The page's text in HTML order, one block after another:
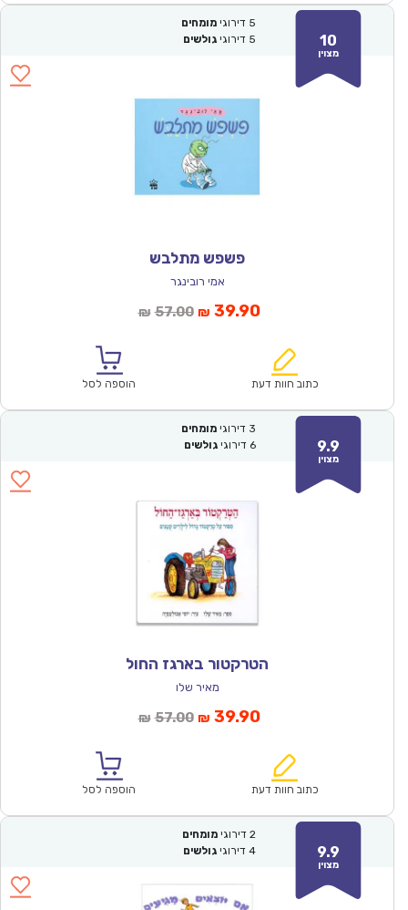
10
מצוין
5 דירוגי מומחים
5 דירוגי גולשים
פשפש מתלבש
אמי רובינגר
₪ 57.00המחיר
₪57.00.
₪ 39.90המחיר
הוא:
כתוב חוות דעת הוספה לסל
9.9
מצוין
3 דירוגי מומחים
6 דירוגי גולשים
הטרקטור בארגז החול
מאיר שלו
₪ 57.00המחיר
₪57.00.
₪ 39.90המחיר
הוא:
כתוב חוות דעת הוספה לסל
9.9
מצוין
2 דירוגי מומחים
4 דירוגי גולשים